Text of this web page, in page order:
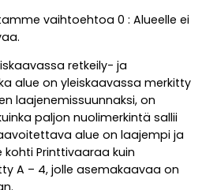
vaihtoehtoa 0 : Alueelle ei
retkeily- ja
alue on yleiskaavassa merkitty
laajenemissuunnaksi, on
paljon nuolimerkintä sallii
alue on laajempi ja
Printtivaaraa kuin
A – 4, jolle asemakaavaa on